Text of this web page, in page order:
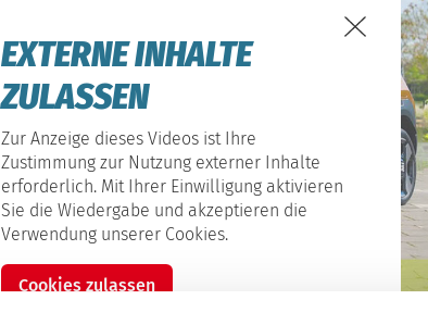
EXTERNE INHALTE
ZULASSEN
Zur Anzeige dieses Videos ist Ihre
Zustimmung zur Nutzung externer Inhalte
erforderlich. Mit Ihrer Einwilligung aktivieren
Sie die Wiedergabe und akzeptieren die
Verwendung unserer Cookies.
Cookies zulassen